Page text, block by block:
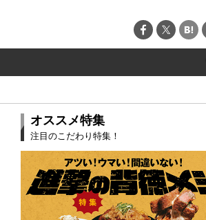
オススメ特集
注目のこだわり特集！